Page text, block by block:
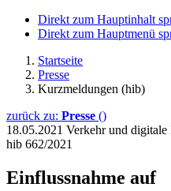
Direkt zum Hauptinhalt
Direkt zum Hauptmenü
Startseite
Presse
Kurzmeldungen (hib)
zurück zu: Presse ()
18.05.2021 Verkehr und
hib 662/2021
Einflussnahme auf